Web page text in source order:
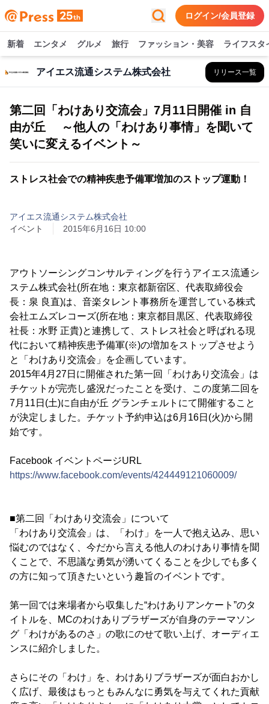
ログイン/会員登録
新着 エンタメ グルメ 旅行 ファッション・美容 ライフスタ
アイエス流通システム株式会社 リリース一覧
第二回「わけあり交流会」7月11日開催 in 自
由が丘 ～他人の「わけあり事情」を聞いて
笑いに変えるイベント～
ストレス社会での精神疾患予備軍増加のストップ運動！
アイエス流通システム株式会社
イベント
2015年6月16日 10:00
アウトソーシングコンサルティングを行うアイエス流通シ
ステム株式会社(所在地：東京都新宿区、代表取締役会
長：泉 良直)は、音楽タレント事務所を運営している株式
会社エムズレコーズ(所在地：東京都目黒区、代表取締役
社長：水野 正貴)と連携して、ストレス社会と呼ばれる現
代において精神疾患予備軍(※)の増加をストップさせよう
と「わけあり交流会」を企画しています。
2015年4月27日に開催された第一回「わけあり交流会」は
チケットが完売し盛況だったことを受け、この度第二回を
7月11日(土)に自由が丘 グランチェルトにて開催すること
が決定しました。チケット予約申込は6月16日(火)から開
始です。
Facebook イベントページURL
https://www.facebook.com/events/424449121060009/
■第二回「わけあり交流会」について
「わけあり交流会」は、「わけ」を一人で抱え込み、思い
悩むのではなく、今だから言える他人のわけあり事情を聞
くことで、不思議な勇気が湧いてくることを少しでも多く
の方に知って頂きたいという趣旨のイベントです。
第一回では来場者から収集した“わけありアンケート”のタ
イトルを、MCのわけありブラザーズが自身のテーマソン
グ「わけがあるのさ」の歌にのせて歌い上げ、オーディエ
ンスに紹介しました。
さらにその「わけ」を、わけありブラザーズが面白おかし
く広げ、最後はもっともみんなに勇気を与えてくれた貢献